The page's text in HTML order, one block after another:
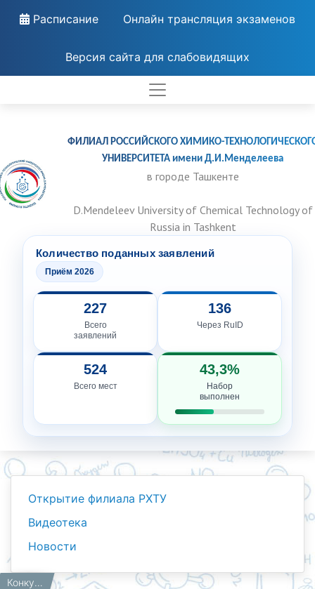
Расписание Онлайн трансляция экзаменов
Версия сайта для слабовидящих
ФИЛИАЛ РОССИЙСКОГО ХИМИКО-
УНИВЕРСИТЕТА имени Д.И.Менделеева
в городе Ташкенте
D.Mendeleev University of Chemical Technology of
Russia in Tashkent
Количество поданных заявлений
Приём 2026
227
Всего
заявлений
136
Через RuID
524
Всего мест
43,3%
Набор
выполнен
Открытие филиала РХТУ
Видеотека
Новости
Главная
Работникам
Новости Конкурс на получение именной стипендии академика А. С. Садыкова.